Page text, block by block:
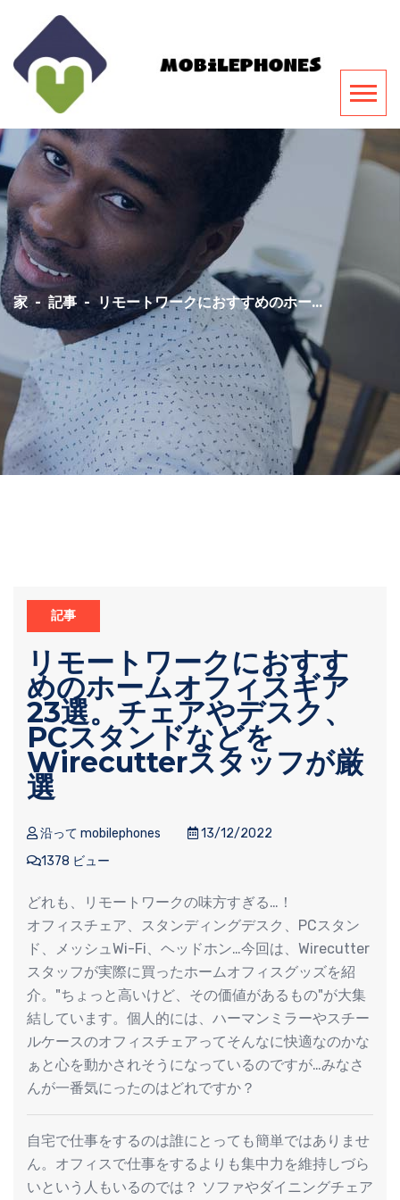
家 - 記事 - リモートワークにおすすめのホー...
記事
リモートワークにおすす
めのホームオフィスギア
23選。チェアやデスク、
PCスタンドなどを
Wirecutterスタッフが厳
選
沿って mobilephones
13/12/2022
1378 ビュー
どれも、リモートワークの味方すぎる…！
オフィスチェア、スタンディングデスク、PCスタン
ド、メッシュWi-Fi、ヘッドホン…今回は、Wirecutter
スタッフが実際に買ったホームオフィスグッズを紹
介。"ちょっと高いけど、その価値があるもの"が大集
結しています。個人的には、ハーマンミラーやスチー
ルケースのオフィスチェアってそんなに快適なのかな
ぁと心を動かされそうになっているのですが…みなさ
んが一番気にったのはどれですか？
自宅で仕事をするのは誰にとっても簡単ではありませ
ん。オフィスで仕事をするよりも集中力を維持しづら
いという人もいるのでは？ ソファやダイニングチェア